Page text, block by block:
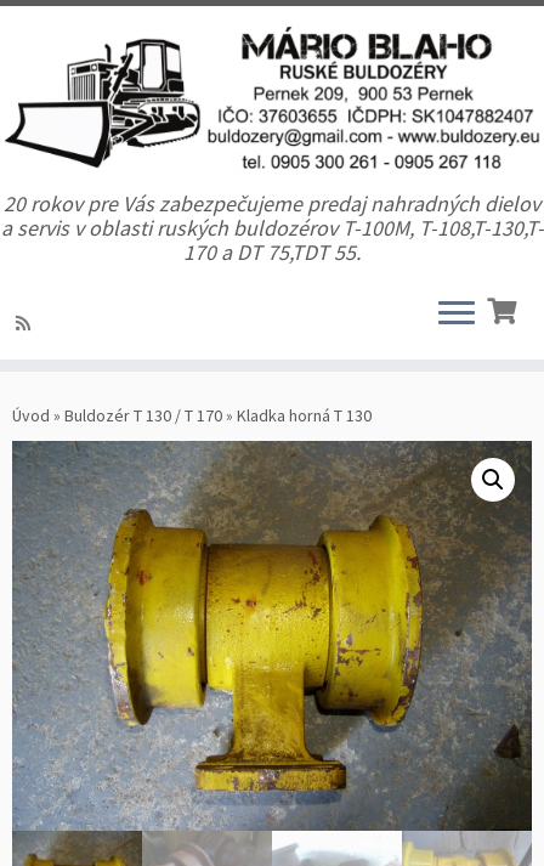
20 rokov pre Vás zabezpečujeme predaj nahradných dielov
a servis v oblasti ruských buldozérov T-100M, T-108,T-130,T-
170 a DT 75,TDT 55.
Úvod » Buldozér T 130 / T 170» Kladka horná T 130